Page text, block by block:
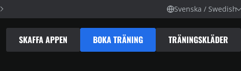
Svenska / Swedish
SKAFFA APPEN BOKA TRÄNING TRÄNINGSKLÄDER